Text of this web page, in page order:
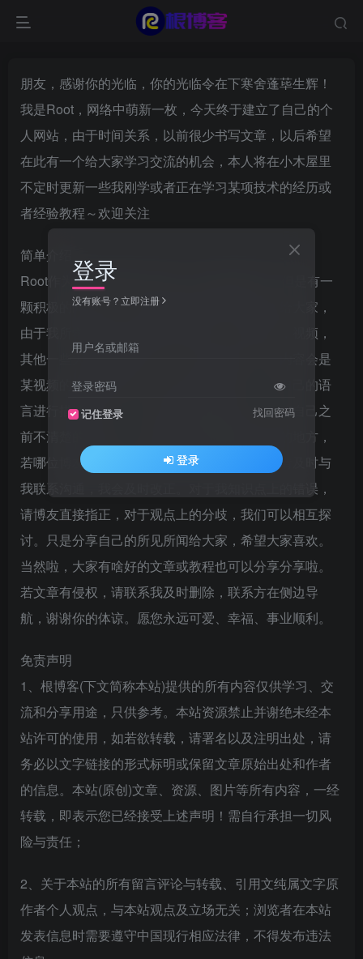
朋友，感谢你的光临，你的光临令在下寒舍蓬荜生辉！
我是Root，网络中萌新一枚，今天终于建立了自己的个
人网站，由于时间关系，以前很少书写文章，以后希望
在此有一个给大家学习交流的机会，本人将在小木屋里
不定时更新一些我刚学或者正在学习某项技术的经历或
者经验教程～欢迎关注
简单介绍
Root作为一枚萌新啥也不懂，其它的都不懂，但是有一
颗积极的向上的心，我会把我所学的知识分享给大家，
由于我所学的技术来源有技术官网，出版书籍，视频，
其他一些大牛的博客等等，其中可能会有一些内容会是
某视频的笔记和经验，在我学习整理之后，用自己的语
言进行描述并加上一些自己的感受与想法，一些自己之
前不清楚的知识点。可能会与其他博客有重复的地方，
若哪位博友发现与自己的原创文章过于相同，请及时与
我联系沟通，我会及时改正。对于我知识点上的错误，
请博友直接指正，对于观点上的分歧，我们可以相互探
讨。只是分享自己的所见所闻给大家，希望大家喜欢。
当然啦，大家有啥好的文章或教程也可以分享分享啦。
若文章有侵权，请联系我及时删除，联系方在侧边导
航，谢谢你的体谅。愿您永远可爱、幸福、事业顺利。
免责声明
1、根博客(下文简称本站)提供的所有内容仅供学习、交
流和分享用途，只供参考。本站资源禁止并谢绝未经本
站许可的使用，如若欲转载，请署名以及注明出处，请
务必以文字链接的形式标明或保留文章原始出处和作者
的信息。本站(原创)文章、资源、图片等所有内容，一经
转载，即表示您已经接受上述声明！需自行承担一切风
险与责任；
2、关于本站的所有留言评论与转载、引用文纯属文字原
作者个人观点，与本站观点及立场无关；浏览者在本站
发表信息时需要遵守中国现行相应法律，不得发布违法
登录
没有账号？立即注册
用户名或邮箱
登录密码
记住登录 找回密码
登录